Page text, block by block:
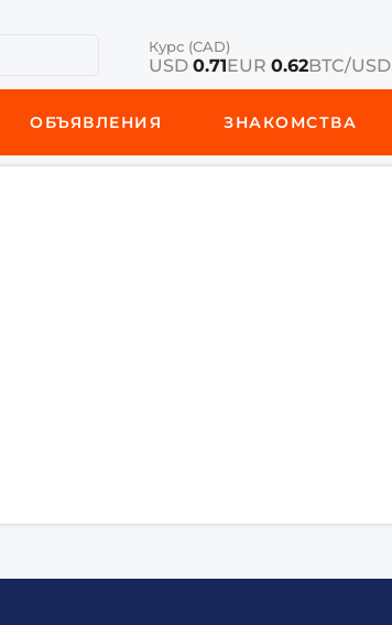
Курс (CAD)
USD 0.71EUR 0.62BTC/USD
ОБЪЯВЛЕНИЯ ЗНАКОМСТВА